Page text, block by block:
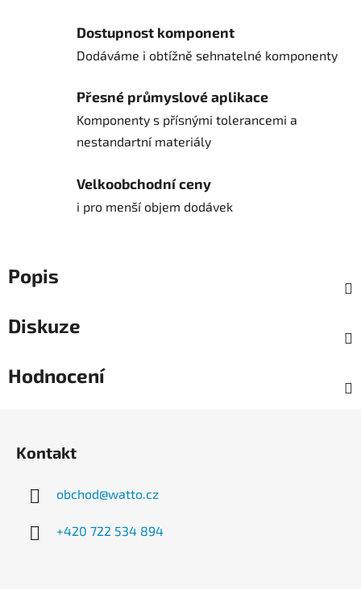
Dostupnost komponent
Dodáváme i obtížně sehnatelné komponenty
Přesné průmyslové aplikace
Komponenty s přísnými tolerancemi a
nestandartní materiály
Velkoobchodní ceny
i pro menší objem dodávek
Popis
Diskuze
Hodnocení
Kontakt
obchod@watto.cz
+420 722 534 894